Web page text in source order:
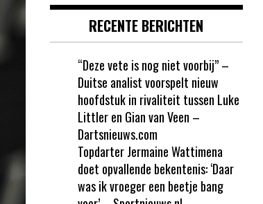
RECENTE BERICHTEN
“Deze vete is nog niet voorbij” –
Duitse analist voorspelt nieuw
hoofdstuk in rivaliteit tussen Luke
Littler en Gian van Veen –
Dartsnieuws.com
Topdarter Jermaine Wattimena
doet opvallende bekentenis: ‘Daar
was ik vroeger een beetje bang